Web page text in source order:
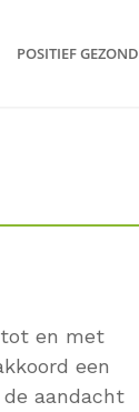
POSITIEF GEZOND
tot en met
een
aandacht